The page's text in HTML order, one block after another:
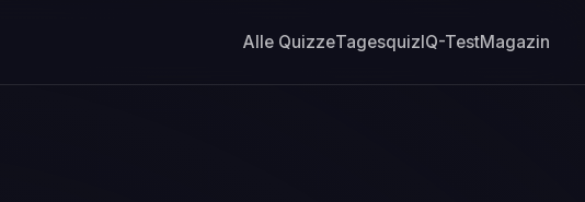
Alle QuizzeTagesquizIQ-TestMagazin